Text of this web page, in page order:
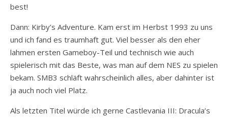
best!
Dann: Kirby’s Adventure. Kam erst im Herbst 1993 zu uns
und ich fand es traumhaft gut. Viel besser als den eher
lahmen ersten Gameboy-Teil und technisch wie auch
spielerisch mit das Beste, was man auf dem NES zu spielen
bekam. SMB3 schläft wahrscheinlich alles, aber dahinter ist
ja auch noch viel Platz.
Als letzten Titel würde ich gerne Castlevania III: Dracula’s